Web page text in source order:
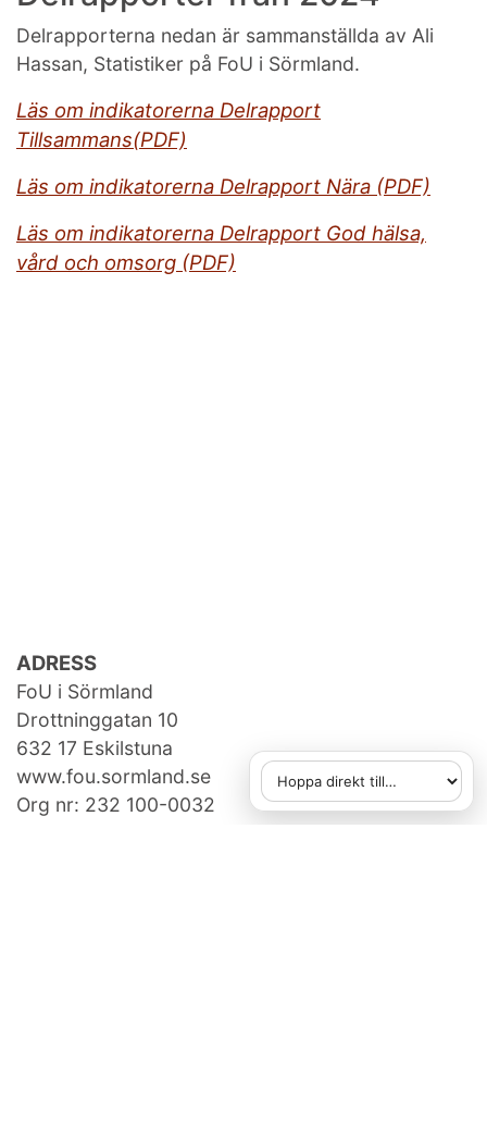
Delrapporterna nedan är sammanställda av Ali
Hassan, Statistiker på FoU i Sörmland.
Läs om indikatorerna Delrapport
Tillsammans(PDF)
Läs om indikatorerna Delrapport Nära (PDF)
Läs om indikatorerna Delrapport God hälsa,
vård och omsorg (PDF)
ADRESS
FoU i Sörmland
Drottninggatan 10
632 17 Eskilstuna
www.fou.sormland.se
Org nr: 232 100-0032
Hoppa direkt till
När du väljer ett alternativ